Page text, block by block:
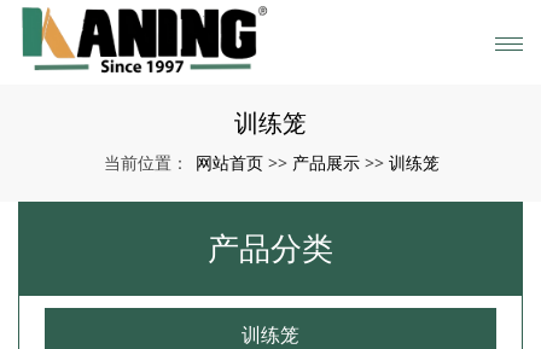
训练笼
当前位置： 网站首页 >> 产品展示 >> 训练笼
产品分类
训练笼